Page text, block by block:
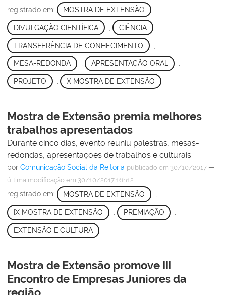
registrado em: MOSTRA DE EXTENSÃO
DIVULGAÇÃO CIENTÍFICA CIÊNCIA
TRANSFERÊNCIA DE CONHECIMENTO
MESA-REDONDA , APRESENTAÇÃO ORAL ,
PROJETO X MOSTRA DE EXTENSÃO
Mostra de Extensão premia melhores
trabalhos apresentados
Durante cinco dias, evento reuniu palestras, mesas-
redondas, apresentações de trabalhos e culturais.
por Comunicação Social da Reitoria publicado em 30/10/2017 —
última modificação em 30/10/2017 16h12
registrado em: MOSTRA DE EXTENSÃO
IX MOSTRA DE EXTENSÃO , PREMIAÇÃO ,
EXTENSÃO E CULTURA
Mostra de Extensão promove III
Encontro de Empresas Juniores da
região